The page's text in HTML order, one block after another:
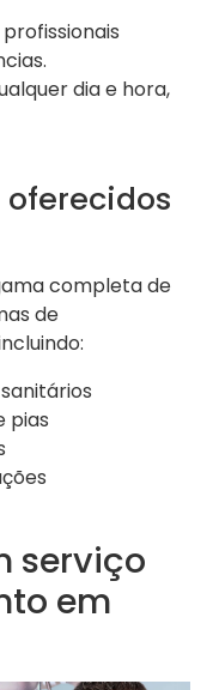
dia e hora,
oferecidos
completa de
de
pias
serviço
em